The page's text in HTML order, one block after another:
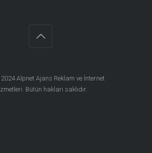
Alpnet Ajans Reklam ve İnternet
. Bütün hakları saklıdır.